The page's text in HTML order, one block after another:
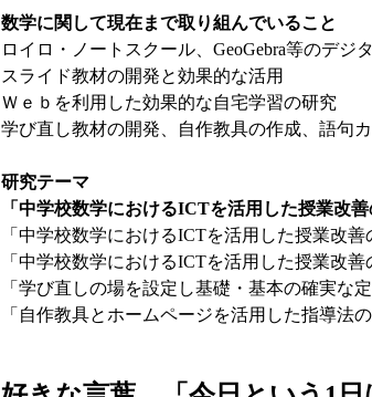
数学に関して現在まで取り組んでいること
ロイロ・ノートスクール、GeoGebra等のデ
スライド教材の開発と効果的な活用
Ｗｅｂを利用した効果的な自宅学習の研究
学び直し教材の開発、自作教具の作成、語句
研究テーマ
「中学校数学におけるICTを活用した授業改
「中学校数学におけるICTを活用した授業改善
「中学校数学におけるICTを活用した授業改善
「学び直しの場を設定し基礎・基本の確実な
「自作教具とホームページを活用した指導法の